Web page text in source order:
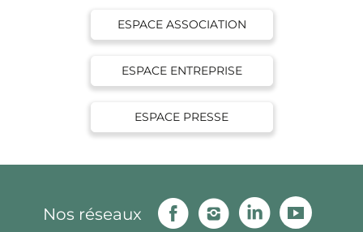
ESPACE ASSOCIATION
ESPACE ENTREPRISE
ESPACE PRESSE
Nos réseaux
FacebookInstagramLinkedin